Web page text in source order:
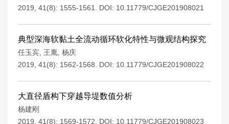
2019, 41(8): 1555-1561.
DOI: 10.11779/CJGE201908021
典型深海软黏土全流动循环软化特性与微观结构探究
任玉宾 王胤 杨庆
2019, 41(8): 1562-1568.
DOI: 10.11779/CJGE201908022
大直径盾构下穿越导堤数值分析
杨建刚
2019, 41(8): 1569-1572.
DOI: 10.11779/CJGE201908023